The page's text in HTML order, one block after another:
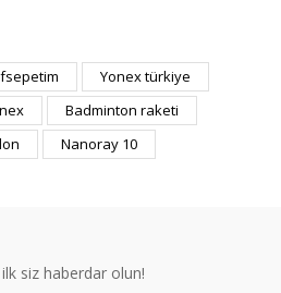
Yonex türkiye
Badminton raketi
Nanoray 10
siz haberdar olun!